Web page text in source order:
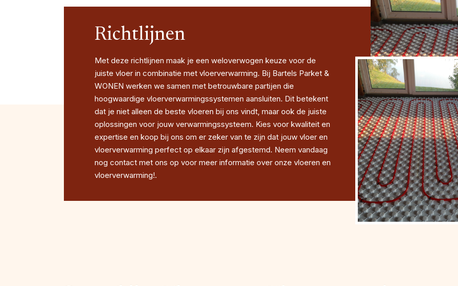
Richtlijnen
Met deze richtlijnen maak je een weloverwogen keuze voor de
juiste vloer in combinatie met vloerverwarming. Bij Bartels Parket &
WONEN werken we samen met betrouwbare partijen die
hoogwaardige vloerverwarmingssystemen aansluiten. Dit betekent
dat je niet alleen de beste vloeren bij ons vindt, maar ook de juiste
oplossingen voor jouw verwarmingssysteem. Kies voor kwaliteit en
expertise en koop bij ons om er zeker van te zijn dat jouw vloer en
vloerverwarming perfect op elkaar zijn afgestemd. Neem vandaag
nog contact met ons op voor meer informatie over onze vloeren en
vloerverwarming!.